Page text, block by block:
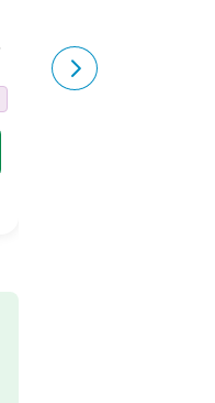
del cambio climático.
meteorológicos a
los patrones
Salario promedio